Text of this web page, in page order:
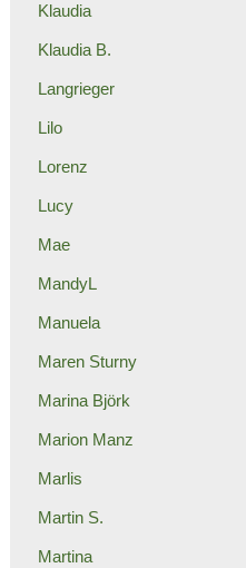
Klaudia
Klaudia B.
Langrieger
Lilo
Lorenz
Lucy
Mae
MandyL
Manuela
Maren Sturny
Marina Björk
Marion Manz
Marlis
Martin S.
Martina